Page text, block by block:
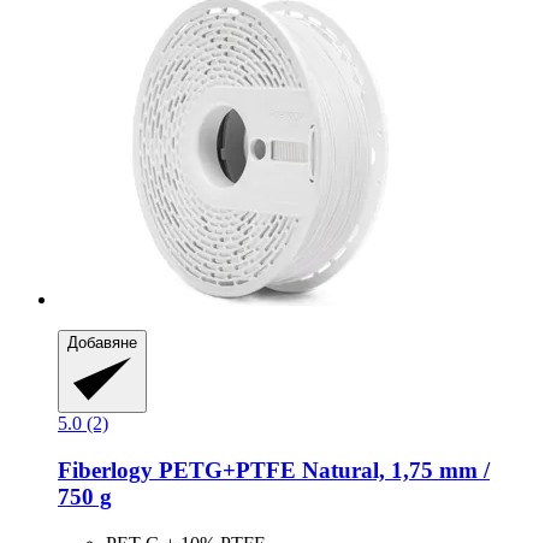
Добавяне
5.0 (2)
Fiberlogy PETG+PTFE Natural, 1,75 mm /
750 g